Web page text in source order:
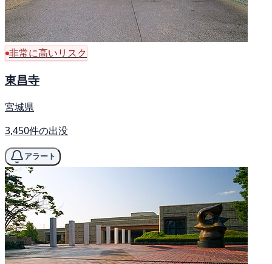
非常に高いリスク
東昌寺
宮城県
3,450件の出没
アラート